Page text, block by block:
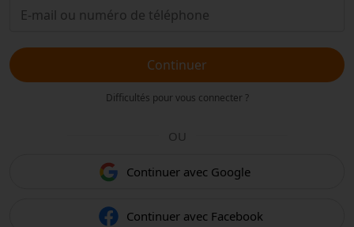
Continuer
Difficultés pour vous connecter ?
OU
Continuer avec Google
Continuer avec Facebook